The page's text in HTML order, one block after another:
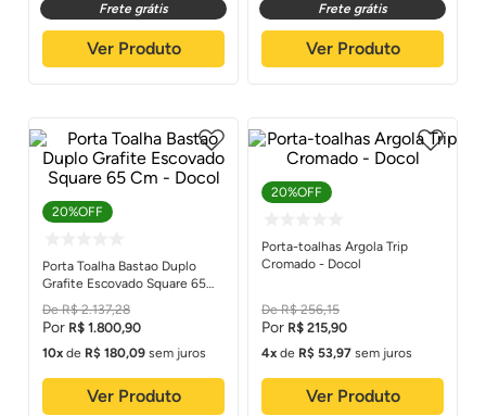
Frete grátis
Ver Produto
Frete grátis
Ver Produto
20%OFF
Porta Toalha Bastao Duplo
Grafite Escovado Square 65
Cm - Docol
R$ 2.137,28
R$ 1.800,90
10
de R$ 180,09 sem juros
Ver Produto
20%OFF
Porta-toalhas Argola Trip
Cromado - Docol
R$ 256,15
R$ 215,90
4
de R$ 53,97 sem juros
Ver Produto